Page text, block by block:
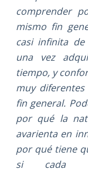
comprender
mismo fin
casi infinita
una vez
tiempo, y
muy
fin general.
por qué la
avarienta en
por qué tiene
si cada